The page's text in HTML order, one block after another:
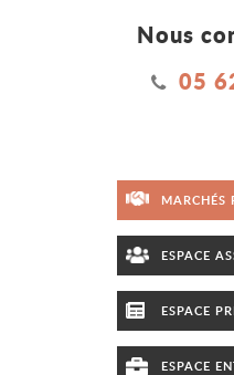
Nous
05
MARCHÉS
ESPACE
ESPACE
ESPACE